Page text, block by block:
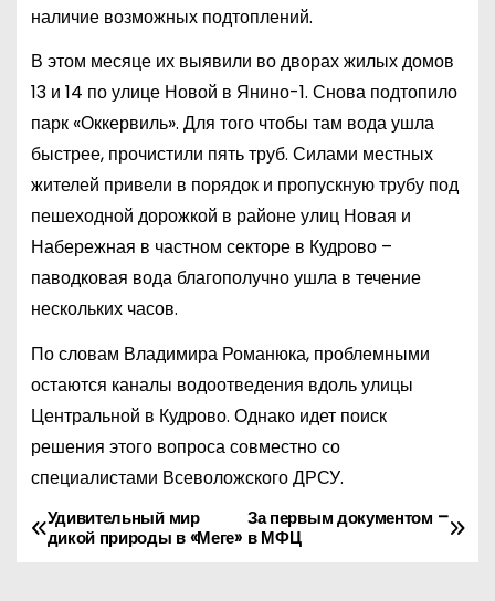
наличие возможных подтоплений.
В этом месяце их выявили во дворах жилых домов
13 и 14 по улице Новой в Янино-1. Снова подтопило
парк «Оккервиль». Для того чтобы там вода ушла
быстрее, прочистили пять труб. Силами местных
жителей привели в порядок и пропускную трубу под
пешеходной дорожкой в районе улиц Новая и
Набережная в частном секторе в Кудрово –
паводковая вода благополучно ушла в течение
нескольких часов.
По словам Владимира Романюка, проблемными
остаются каналы водоотведения вдоль улицы
Центральной в Кудрово. Однако идет поиск
решения этого вопроса совместно со
специалистами Всеволожского ДРСУ.
Н
За первым документом –
в МФЦ
Удивительный мир
дикой природы в «Меге»